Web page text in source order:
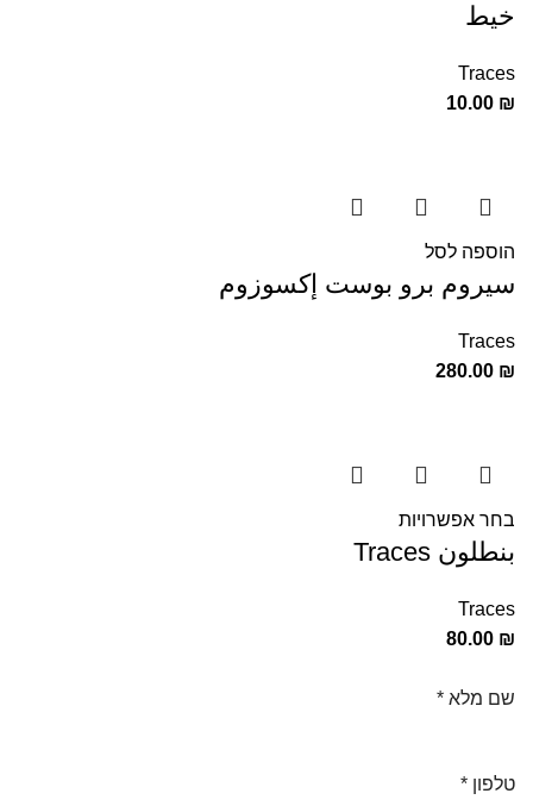
خيط
Traces
10.00 ₪
הוספה לסל
سيروم برو بوست إكسوزوم
Traces
280.00 ₪
בחר אפשרויות
بنطلون Traces
Traces
80.00 ₪
שם מלא *
טלפון *